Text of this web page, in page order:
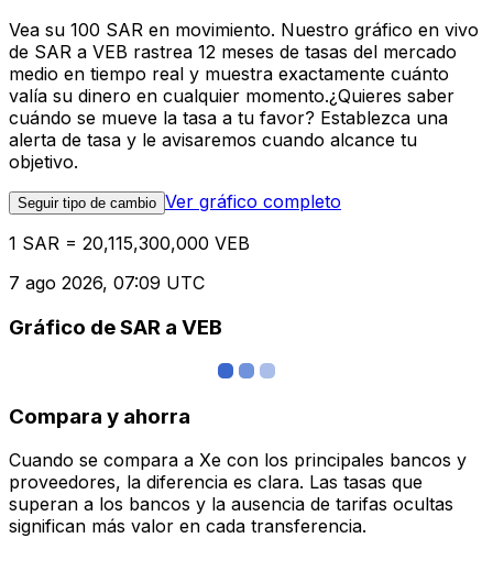
Vea su 100 SAR en movimiento. Nuestro gráfico en vivo
de SAR a VEB rastrea 12 meses de tasas del mercado
medio en tiempo real y muestra exactamente cuánto
valía su dinero en cualquier momento.¿Quieres saber
cuándo se mueve la tasa a tu favor? Establezca una
alerta de tasa y le avisaremos cuando alcance tu
objetivo.
Seguir tipo de cambio Ver gráfico completo
1 SAR = 20,115,300,000 VEB
7 ago 2026, 07:09 UTC
Gráfico de SAR a VEB
Compara y ahorra
Cuando se compara a Xe con los principales bancos y
proveedores, la diferencia es clara. Las tasas que
superan a los bancos y la ausencia de tarifas ocultas
significan más valor en cada transferencia.